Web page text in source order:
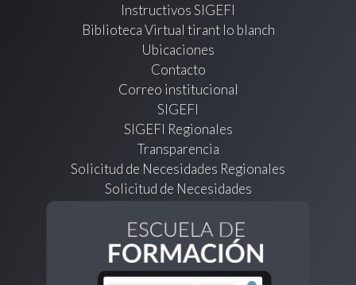
Instructivos SIGEFI
Biblioteca Virtual tirant lo blanch
Ubicaciones
Contacto
Correo institucional
SIGEFI
SIGEFI Regionales
Transparencia
Solicitud de Necesidades Regionales
Solicitud de Necesidades